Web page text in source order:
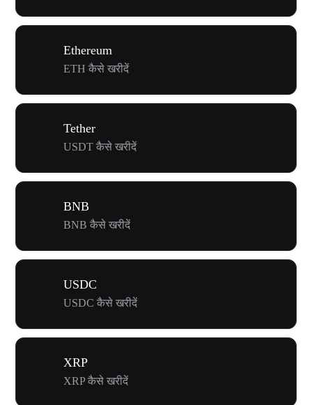
Ethereum
ETH कैसे खरीदें
Tether
USDT कैसे खरीदें
BNB
BNB कैसे खरीदें
USDC
USDC कैसे खरीदें
XRP
XRP कैसे खरीदें